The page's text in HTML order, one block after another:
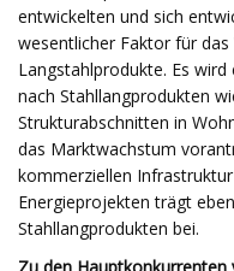
entwickelten und sich
wesentlicher Faktor für
Langstahlprodukte. Es
nach Stahllangprodukten
Strukturabschnitten in
das Marktwachstum
kommerziellen
Energieprojekten trägt
Stahllangprodukten bei.